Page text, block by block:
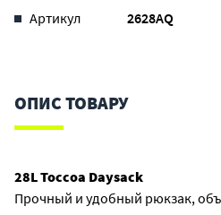
Артикул 2628AQ
ОПИС ТОВАРУ
28L Toccoa Daysack
Прочный и удобный рюкзак,